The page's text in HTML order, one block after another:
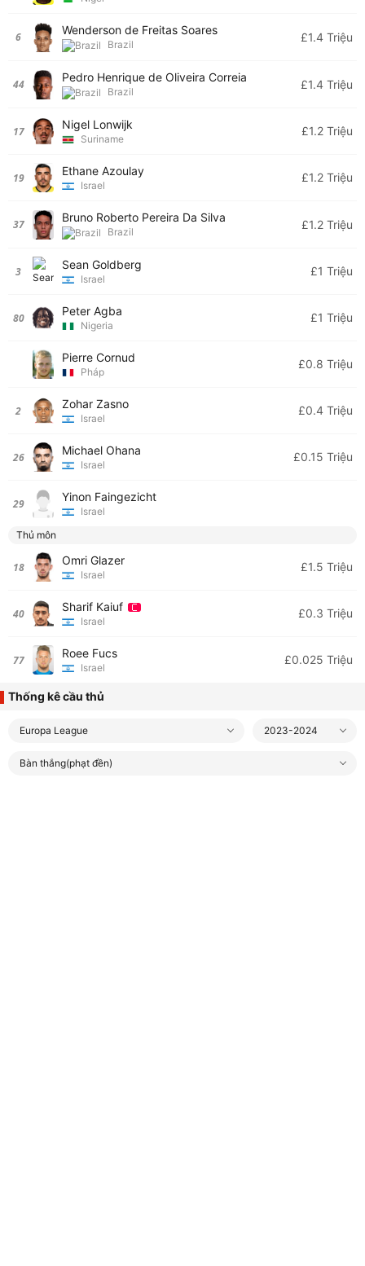
6
Wenderson de Freitas Soares
Brazil
£1.4 Triệu
44
Pedro Henrique de Oliveira Correia
Brazil
£1.4 Triệu
17 Nigel Lonwijk
Suriname
£1.2 Triệu
19 Ethane Azoulay
Israel
£1.2 Triệu
37
Bruno Roberto Pereira Da Silva
Brazil
£1.2 Triệu
3 Sean Goldberg
Israel
£1 Triệu
80 Peter Agba
Nigeria
£1 Triệu
Pierre Cornud
Pháp
£0.8 Triệu
2 Zohar Zasno
Israel
£0.4 Triệu
26 Michael Ohana
Israel
£0.15 Triệu
29 Yinon Faingezicht
Israel
Thủ môn
18 Omri Glazer
Israel
£1.5 Triệu
40 Sharif Kaiuf
Israel
£0.3 Triệu
77 Roee Fucs
Israel
£0.025 Triệu
Thống kê cầu thủ
Europa League 2023-2024
Bàn thắng(phạt đền)